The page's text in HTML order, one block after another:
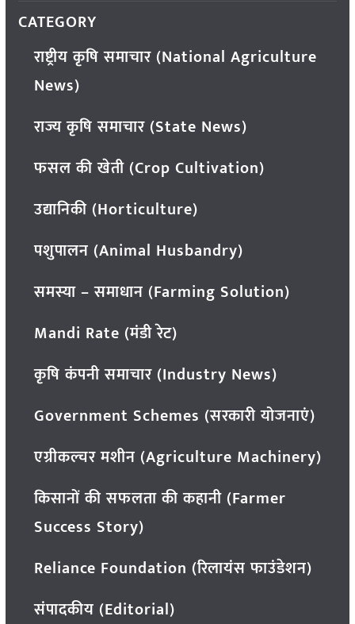
CATEGORY
राष्ट्रीय कृषि समाचार (National Agriculture
News)
राज्य कृषि समाचार (State News)
फसल की खेती (Crop Cultivation)
उद्यानिकी (Horticulture)
पशुपालन (Animal Husbandry)
समस्या – समाधान (Farming Solution)
Mandi Rate (मंडी रेट)
कृषि कंपनी समाचार (Industry News)
Government Schemes (सरकारी योजनाएं)
एग्रीकल्चर मशीन (Agriculture Machinery)
किसानों की सफलता की कहानी (Farmer
Success Story)
Reliance Foundation (रिलायंस फाउंडेशन)
संपादकीय (Editorial)